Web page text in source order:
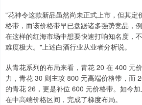
"花神令这款新品虽然尚未正式上市，但其定
格带，而该价格带早已盘踞诸多强势竞品，
在这样的红海市场中想要快速打响知名度，
难度极大。"上述白酒行业从业者分析说。
从青花系列的布局来看，青花 20 在 400 元
力，青花 30 则主攻 800 元高端价格带，而
的青花 26，更是补位 600 元价格带。如今
在中高端价格区间，完成了梯度布局。